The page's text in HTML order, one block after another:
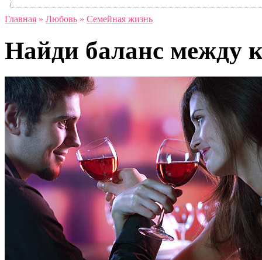
Главная » Любовь » Семейная жизнь
Найди баланс между